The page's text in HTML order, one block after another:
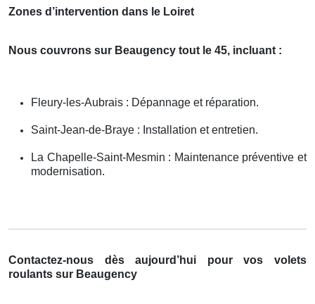
Zones d’intervention dans le Loiret
Nous couvrons sur Beaugency tout le 45, incluant :
Fleury-les-Aubrais : Dépannage et réparation.
Saint-Jean-de-Braye : Installation et entretien.
La Chapelle-Saint-Mesmin : Maintenance préventive et
modernisation.
Contactez-nous dès aujourd’hui pour vos volets
roulants sur Beaugency